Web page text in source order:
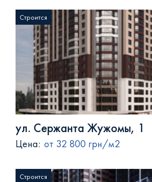
Строится
ул. Сержанта Жужомы, 1
Цена: от 32 800 грн/м2
Строится